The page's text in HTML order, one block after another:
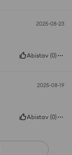
2025-08-23
Abistav (0)
2025-08-19
Abistav (0)